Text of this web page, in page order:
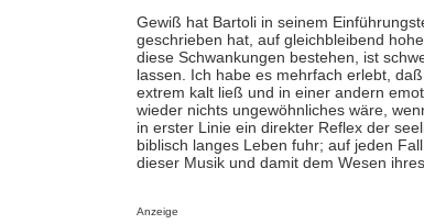
Gewiß hat Bartoli in seinem
geschrieben hat, auf gleichbleibend
diese Schwankungen bestehen, ist
lassen. Ich habe es mehrfach erlebt,
extrem kalt ließ und in einer andern
wieder nichts ungewöhnliches wäre,
in erster Linie ein direkter Reflex der
biblisch langes Leben fuhr; auf jeden
dieser Musik und damit dem Wesen
Anzeige